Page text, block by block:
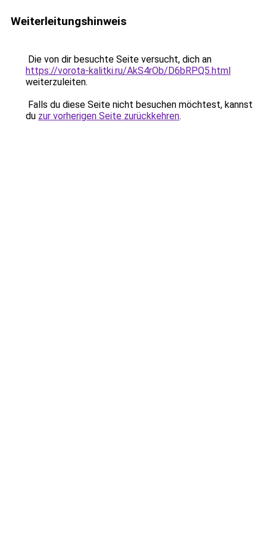
Weiterleitungshinweis
Die von dir besuchte Seite versucht, dich an
https://vorota-kalitki.ru/AkS4rOb/D6bRPQ5.html
weiterzuleiten.
Falls du diese Seite nicht besuchen möchtest, kannst
du zur vorherigen Seite zurückkehren.